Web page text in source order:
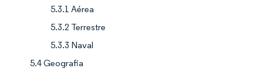
5.3.1 Aérea
5.3.2 Terrestre
5.3.3 Naval
5.4 Geografia